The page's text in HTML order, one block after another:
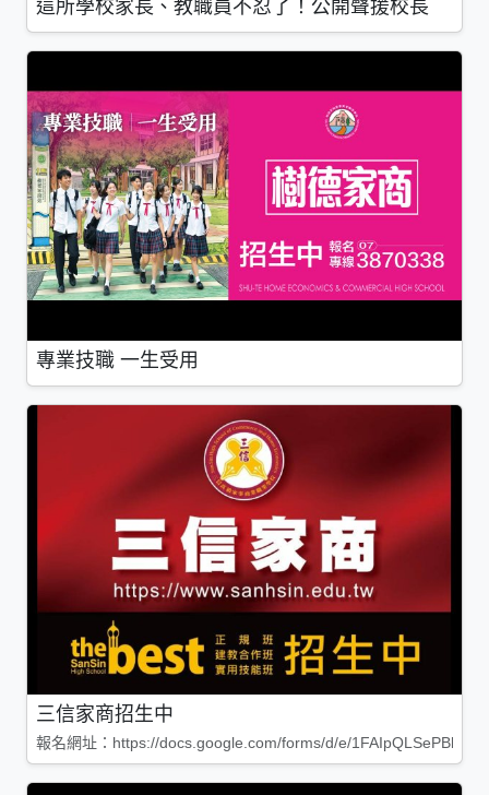
這所學校家長、教職員不忍了！公開聲援校長
專業技職 一生受用
三信家商招生中
報名網址：https://docs.google.com/forms/d/e/